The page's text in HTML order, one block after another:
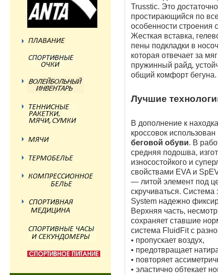
Trusstic. Это
простирающийся по
особенности строения
Жесткая вставка,
пены подкладки в
которая отвечает за
пружинный райд,
общий комфорт бегуна.
Лучшие
В дополнение к
кроссовок
беговой обуви. В
средняя подошва,
износостойкого и
свойствами EVA и
— литой элемент под
скручиваться. Система
System надежно
Верхняя часть,
сохраняет ставшие
система FluidFit с
• пропускает воздух,
• предотвращает
• повторяет
• эластично обтекает